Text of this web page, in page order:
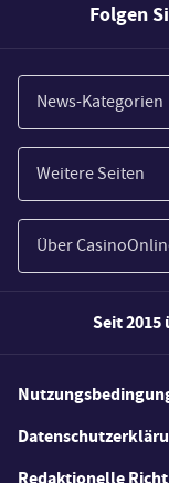
Folgen
News-Kategorien
Casinos
Wirtschaft
Spiele
Weitere Seiten
Paypal Casinos
Novoline Casinos
Merkur Casinos
Casino
Casino Bonus
Über
Wie wir bewerten
FAQs
Seit
Redaktionelle